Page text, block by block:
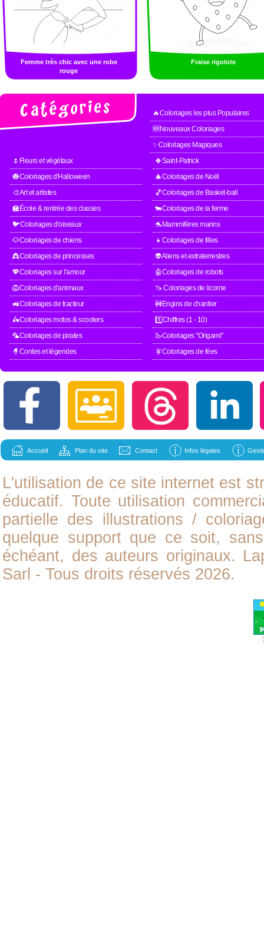
Femme très chic avec une robe
rouge
Fraise rigolote
🔥Coloriages les plus Populaires
🆕Nouveaux Coloriages
✨Coloriages Magiques
🌷Fleurs et végétaux
🍀Saint-Patrick
🎃Coloriages d'Halloween
🎄Coloriages de Noël
🎨Art et artistes
🏀Coloriages de Basket-ball
🏫École & rentrée des classes
🐄Coloriages de la ferme
🐦Coloriages d'oiseaux
🐬Mammifères marins
🐶Coloriages de chiens
👧Coloriages de filles
👸Coloriages de princesses
👽Aliens et extraterrestres
💖Coloriages sur l'amour
🤖Coloriages de robots
🦁Coloriages d'animaux
🦄 Coloriages de licorne
🚜Coloriages de tracteur
🚧Engins de chantier
🛵Coloriages motos & scooters
1️⃣Chiffres (1 - 10)
🦜Coloriages de pirates
🦢Coloriages "Origami"
🧙Contes et légendes
🧚Coloriages de fées
Accueil Plan du site Contact Infos légales
L'utilisation de ce site internet est
éducatif. Toute utilisation
partielle des illustrations /
quelque support que ce soit,
échéant, des auteurs originaux.
Sarl - Tous droits réservés 2026.